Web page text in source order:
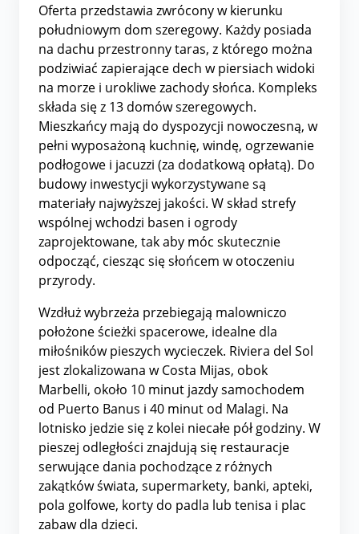
Oferta przedstawia zwrócony w kierunku
południowym dom szeregowy. Każdy posiada
na dachu przestronny taras, z którego można
podziwiać zapierające dech w piersiach widoki
na morze i urokliwe zachody słońca. Kompleks
składa się z 13 domów szeregowych.
Mieszkańcy mają do dyspozycji nowoczesną, w
pełni wyposażoną kuchnię, windę, ogrzewanie
podłogowe i jacuzzi (za dodatkową opłatą). Do
budowy inwestycji wykorzystywane są
materiały najwyższej jakości. W skład strefy
wspólnej wchodzi basen i ogrody
zaprojektowane, tak aby móc skutecznie
odpocząć, ciesząc się słońcem w otoczeniu
przyrody.
Wzdłuż wybrzeża przebiegają malowniczo
położone ścieżki spacerowe, idealne dla
miłośników pieszych wycieczek. Riviera del Sol
jest zlokalizowana w Costa Mijas, obok
Marbelli, około 10 minut jazdy samochodem
od Puerto Banus i 40 minut od Malagi. Na
lotnisko jedzie się z kolei niecałe pół godziny. W
pieszej odległości znajdują się restauracje
serwujące dania pochodzące z różnych
zakątków świata, supermarkety, banki, apteki,
pola golfowe, korty do padla lub tenisa i plac
zabaw dla dzieci.